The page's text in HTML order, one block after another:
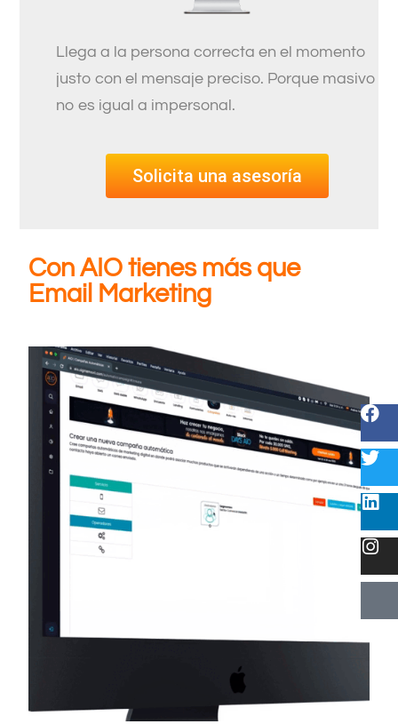
Llega a la persona correcta en el momento
justo con el mensaje preciso. Porque masivo
no es igual a impersonal.
Solicita una asesoría
Con AIO tienes más que
Email Marketing